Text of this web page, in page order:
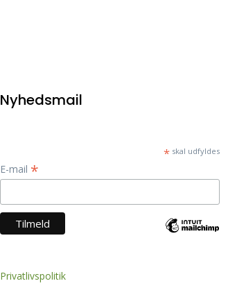
Nyhedsmail
*skal udfyldes
E-mail *
Privatlivspolitik